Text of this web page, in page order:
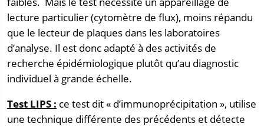
lecture particulier (cytomètre de flux), moins répandu
que le lecteur de plaques dans les laboratoires
d’analyse. Il est donc adapté à des activités de
recherche épidémiologique plutôt qu’au diagnostic
individuel à grande échelle.
Test LIPS : ce test dit « d’immunoprécipitation », utilise
une technique différente des précédents et détecte